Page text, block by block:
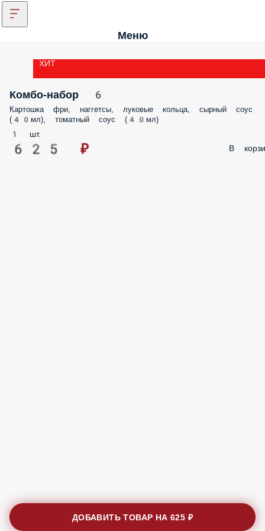
Меню
ХИТ
Комбо-набор 6
Картошка фри, наггетсы, луковые кольца, сырный соус
(40мл), томатный соус (40мл)
1 шт.
625 ₽ В
ДОБАВИТЬ ТОВАР НА625 ₽